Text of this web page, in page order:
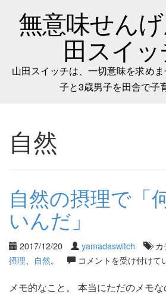
無意味せん
田スイ
山田スイッチは、一切意味を求め
子と3歳男子を田舎で子
自然
自然の摂理で「
いんだ」
2017/12/20 yamadaswitch カ
摂理
自然。 コメントを受け付けて
メモ的なこと。 本当にただのメモ